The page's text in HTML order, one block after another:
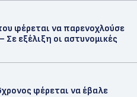
φέρεται να παρενοχλούσε
Σε εξέλιξη οι αστυνομικές
φέρεται να έβαλε